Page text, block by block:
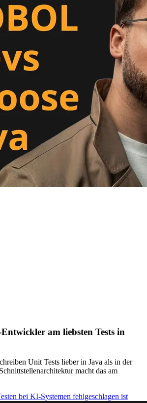
am liebsten Tests in
Unit Tests lieber in Java als in der
macht das am
bei KI-Systemen fehlgeschlagen ist